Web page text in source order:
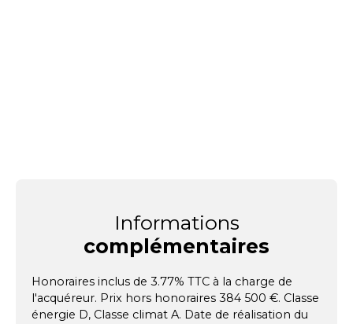
Informations
complémentaires
Honoraires inclus de 3.77% TTC à la charge de
l'acquéreur. Prix hors honoraires 384 500 €. Classe
énergie D, Classe climat A. Date de réalisation du